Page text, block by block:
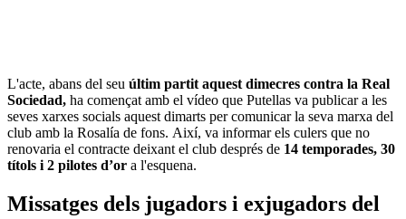
L'acte, abans del seu últim partit aquest dimecres contra la Real
Sociedad, ha començat amb el vídeo que Putellas va publicar a les
seves xarxes socials aquest dimarts per comunicar la seva marxa del
club amb la Rosalía de fons. Així, va informar els culers que no
renovaria el contracte deixant el club després de 14 temporades, 30
títols i 2 pilotes d’or a l'esquena.
Missatges dels jugadors i exjugadors del